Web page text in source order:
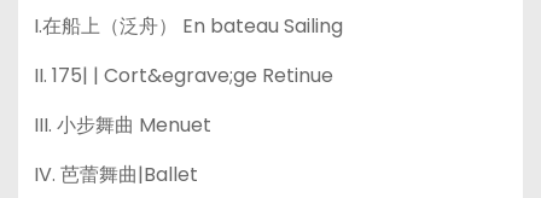
I.在船上（泛舟） En bateau Sailing
II. 175| | Cort&egrave;ge Retinue
III. 小步舞曲 Menuet
IV. 芭蕾舞曲|Ballet